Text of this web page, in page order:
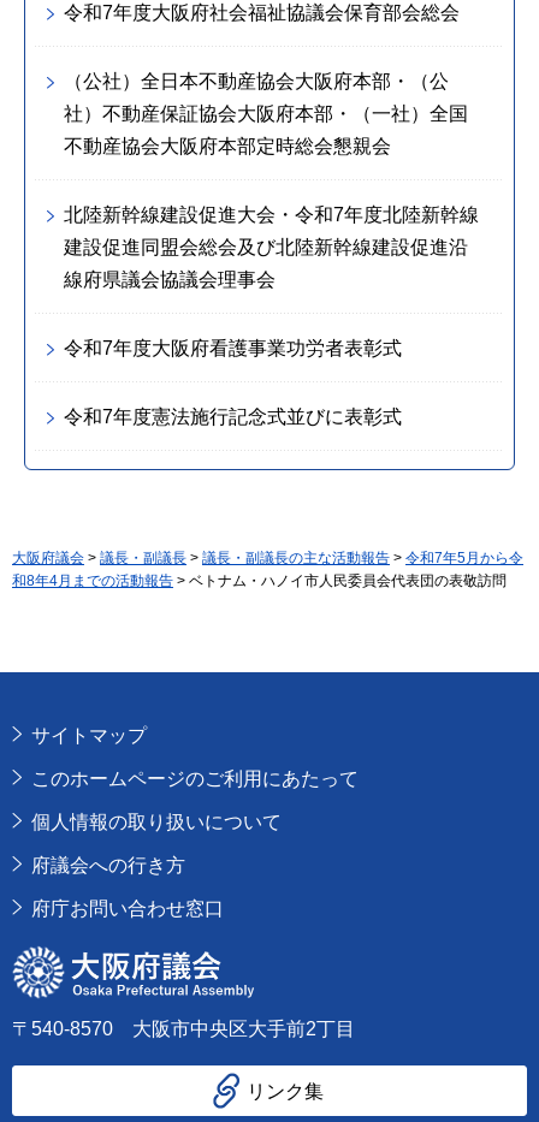
令和7年度大阪府社会福祉協議会保育部会総会
（公社）全日本不動産協会大阪府本部・（公
社）不動産保証協会大阪府本部・（一社）全国
不動産協会大阪府本部定時総会懇親会
北陸新幹線建設促進大会・令和7年度北陸新幹線
建設促進同盟会総会及び北陸新幹線建設促進沿
線府県議会協議会理事会
令和7年度大阪府看護事業功労者表彰式
令和7年度憲法施行記念式並びに表彰式
大阪府議会 > 議長・副議長 > 議長・副議長の主な活動報告 > 令和7年5月から令
和8年4月までの活動報告 > ベトナム・ハノイ市人民委員会代表団の表敬訪問
サイトマップ
このホームページのご利用にあたって
個人情報の取り扱いについて
府議会への行き方
府庁お問い合わせ窓口
大阪府議会
〒540-8570 大阪市中央区大手前2丁目
リンク集